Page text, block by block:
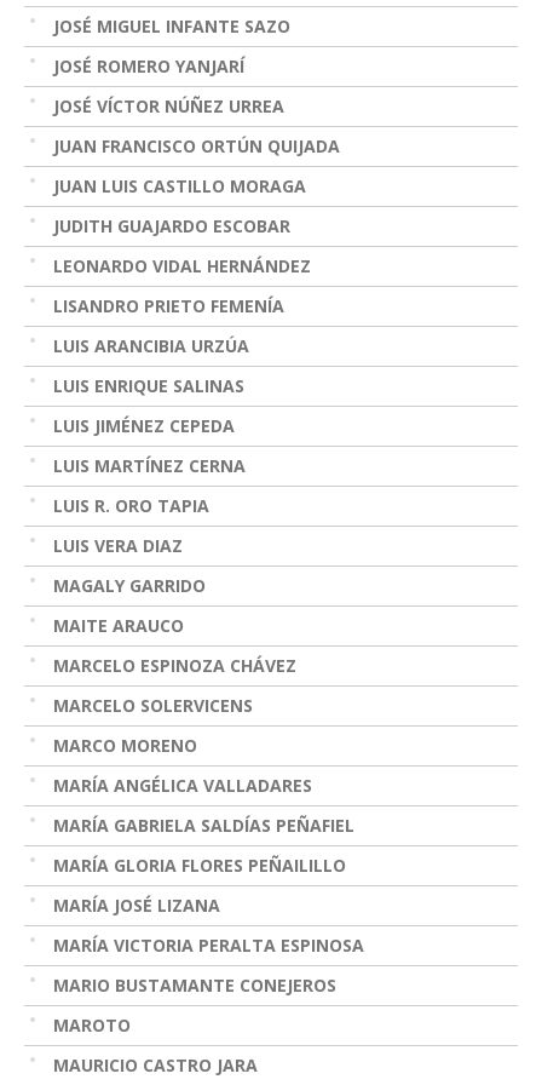
JOSÉ MIGUEL INFANTE SAZO
JOSÉ ROMERO YANJARÍ
JOSÉ VÍCTOR NÚÑEZ URREA
JUAN FRANCISCO ORTÚN QUIJADA
JUAN LUIS CASTILLO MORAGA
JUDITH GUAJARDO ESCOBAR
LEONARDO VIDAL HERNÁNDEZ
LISANDRO PRIETO FEMENÍA
LUIS ARANCIBIA URZÚA
LUIS ENRIQUE SALINAS
LUIS JIMÉNEZ CEPEDA
LUIS MARTÍNEZ CERNA
LUIS R. ORO TAPIA
LUIS VERA DIAZ
MAGALY GARRIDO
MAITE ARAUCO
MARCELO ESPINOZA CHÁVEZ
MARCELO SOLERVICENS
MARCO MORENO
MARÍA ANGÉLICA VALLADARES
MARÍA GABRIELA SALDÍAS PEÑAFIEL
MARÍA GLORIA FLORES PEÑAILILLO
MARÍA JOSÉ LIZANA
MARÍA VICTORIA PERALTA ESPINOSA
MARIO BUSTAMANTE CONEJEROS
MAROTO
MAURICIO CASTRO JARA